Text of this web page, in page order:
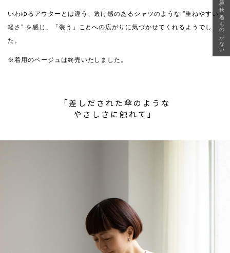
いわゆるアウターとは違う、透け感のあるシャツのような ”重ねやすい
軽さ” を感じ、「装う」ことへの広がりに気づかせてくれるようでし
た。
※着用のベージュは終売いたしました。
「差しだされた傘のような
やさしさに触れて」
急に秋、着るものがない